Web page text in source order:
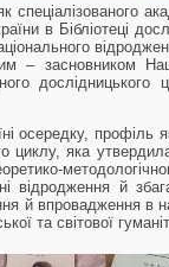
спеціалізованого
в Бібліотеці
засновником
дослідницького
осередку, профіль
циклу, яка
відродження й
й впровадження в
та світової